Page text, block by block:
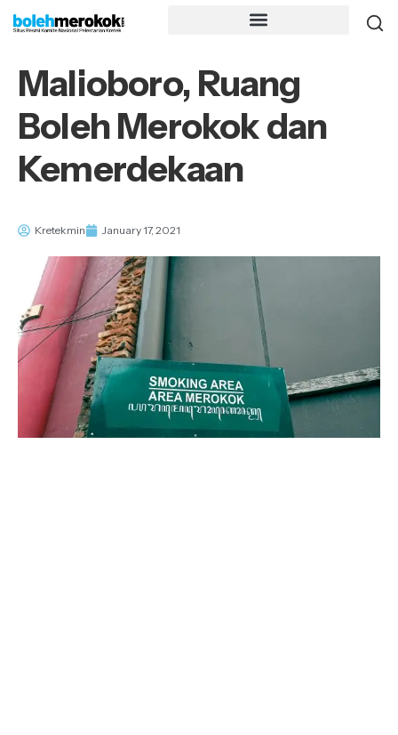
Malioboro, Ruang
Boleh Merokok dan
Kemerdekaan
Kretekmin January 17, 2021